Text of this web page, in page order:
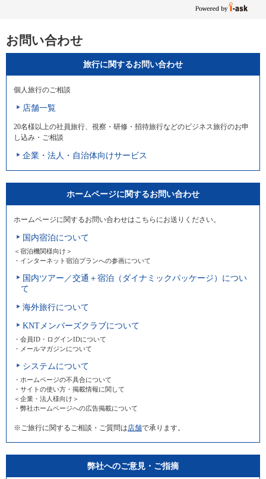
お問い合わせ
旅行に関するお問い合わせ
個人旅行のご相談
店舗一覧
20名様以上の社員旅行、視察・研修・招待旅行などのビジネス旅行のお申
し込み・ご相談
企業・法人・自治体向けサービス
ホームページに関するお問い合わせ
ホームページに関するお問い合わせはこちらにお送りください。
国内宿泊について
＜宿泊機関様向け＞
・インターネット宿泊プランへの参画について
国内ツアー／交通＋宿泊（ダイナミックパッケージ）につい
て
海外旅行について
KNTメンバーズクラブについて
・会員ID・ログインIDについて
・メールマガジンについて
システムについて
・ホームページの不具合について
・サイトの使い方・掲載情報に関して
＜企業・法人様向け＞
・弊社ホームページへの広告掲載について
※ご旅行に関するご相談・ご質問は 店舗で承ります。
弊社へのご意見・ご指摘